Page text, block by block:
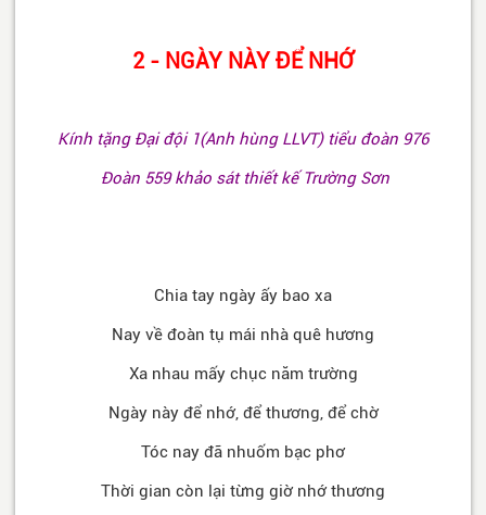
2 - NGÀY NÀY ĐỂ NHỚ
Kính tặng Đại đội 1(Anh hùng LLVT) tiểu đoàn 976
Đoàn 559 khảo sát thiết kế Trường Sơn
Chia tay ngày ấy bao xa
Nay về đoàn tụ mái nhà quê hương
Xa nhau mấy chục năm trường
Ngày này để nhớ, để thương, để chờ
Tóc nay đã nhuốm bạc phơ
Thời gian còn lại từng giờ nhớ thương